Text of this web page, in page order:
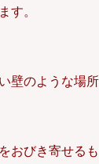
す。
壁のような場所
おびき寄せる